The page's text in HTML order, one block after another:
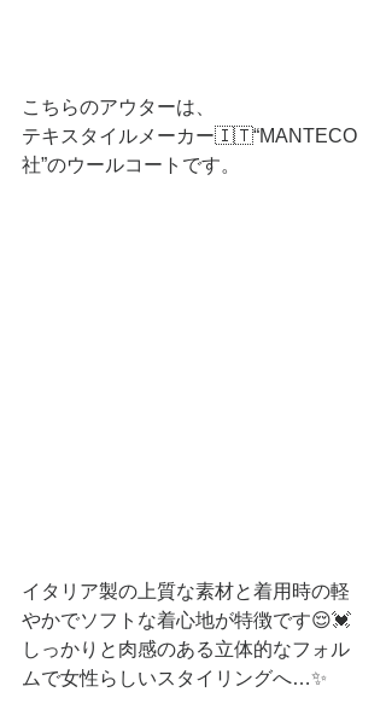
こちらのアウターは、
テキスタイルメーカー🇮🇹“MANTECO
社”のウールコートです。
イタリア製の上質な素材と着用時の軽
やかでソフトな着心地が特徴です😌💓
しっかりと肉感のある立体的なフォル
ムで女性らしいスタイリングへ…✨